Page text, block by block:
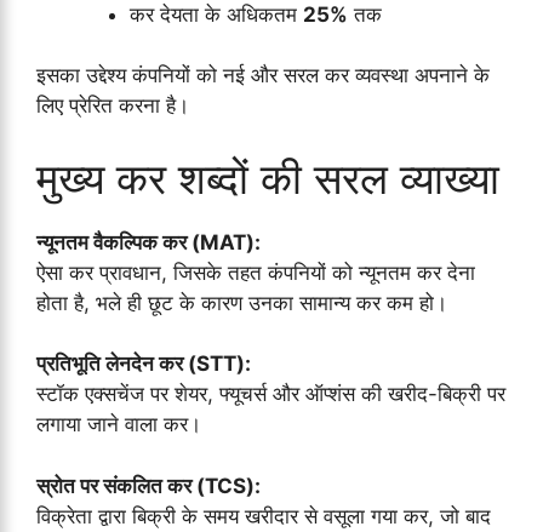
कर देयता के अधिकतम 25% तक
इसका उद्देश्य कंपनियों को नई और सरल कर व्यवस्था अपनाने के
लिए प्रेरित करना है।
मुख्य कर शब्दों की सरल व्याख्या
न्यूनतम वैकल्पिक कर (MAT):
ऐसा कर प्रावधान, जिसके तहत कंपनियों को न्यूनतम कर देना
होता है, भले ही छूट के कारण उनका सामान्य कर कम हो।
प्रतिभूति लेनदेन कर (STT):
स्टॉक एक्सचेंज पर शेयर, फ्यूचर्स और ऑप्शंस की खरीद-बिक्री पर
लगाया जाने वाला कर।
स्रोत पर संकलित कर (TCS):
विक्रेता द्वारा बिक्री के समय खरीदार से वसूला गया कर, जो बाद